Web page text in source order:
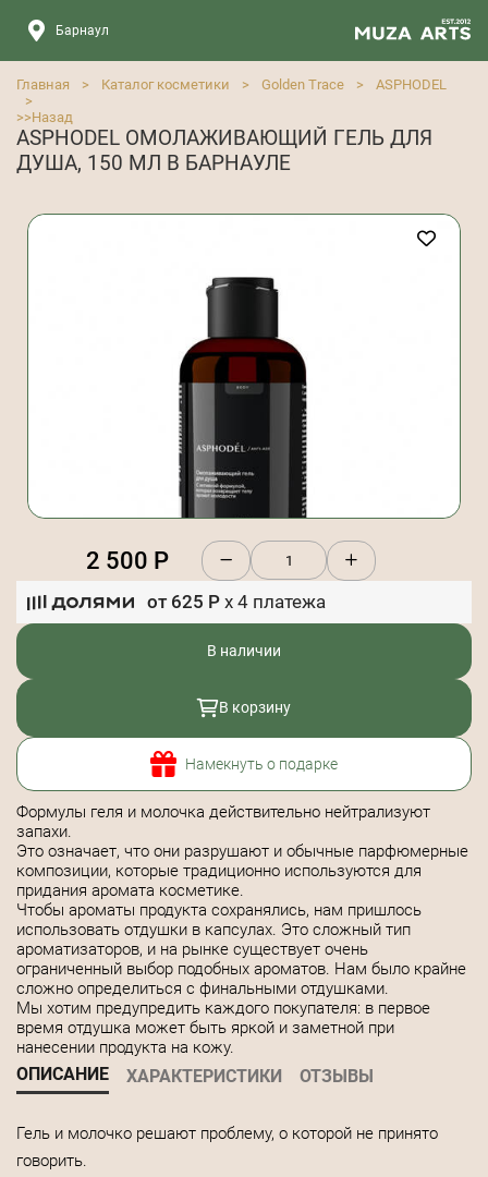
Барнаул
Главная > Каталог косметики > Golden Trace >
ASPHODEL
>
>>Назад
ASPHODEL ОМОЛАЖИВАЮЩИЙ ГЕЛЬ ДЛЯ
ДУША, 150 МЛ В БАРНАУЛЕ
2 500 Р
от 625 Р x 4 платежа
В наличии
В корзину
Намекнуть о подарке
Формулы геля и молочка действительно нейтрализуют
запахи.
Это означает, что они разрушают и обычные парфюмерные
композиции, которые традиционно используются для
придания аромата косметике.
Чтобы ароматы продукта сохранялись, нам пришлось
использовать отдушки в капсулах. Это сложный тип
ароматизаторов, и на рынке существует очень
ограниченный выбор подобных ароматов. Нам было крайне
сложно определиться с финальными отдушками.
Мы хотим предупредить каждого покупателя: в первое
время отдушка может быть яркой и заметной при
нанесении продукта на кожу.
ОПИСАНИЕ ХАРАКТЕРИСТИКИ ОТЗЫВЫ
Гель и молочко решают проблему, о которой не принято
говорить.